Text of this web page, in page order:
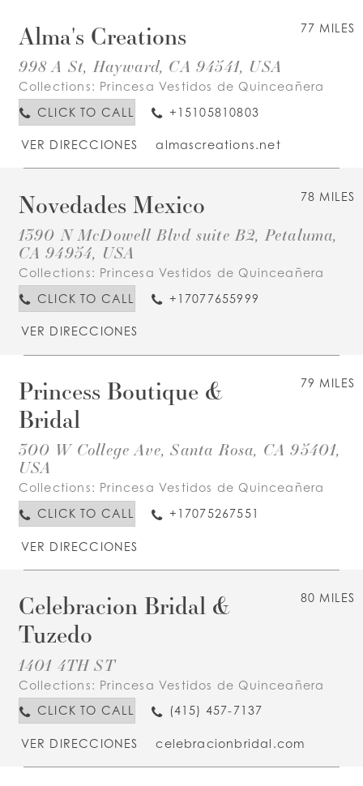
77 MILES
Alma's Creations
998 A St, Hayward, CA 94541, USA
Collections: Princesa Vestidos de Quinceañera
CLICK TO CALL
+15105810803
VER DIRECCIONES almascreations.net
78 MILES
Novedades Mexico
1390 N McDowell Blvd suite B2, Petaluma,
CA 94954, USA
Collections: Princesa Vestidos de Quinceañera
CLICK TO CALL
+17077655999
VER DIRECCIONES
79 MILES
Princess Boutique &
Bridal
300 W College Ave, Santa Rosa, CA 95401,
USA
Collections: Princesa Vestidos de Quinceañera
CLICK TO CALL
+17075267551
VER DIRECCIONES
80 MILES
Celebracion Bridal &
Tuzedo
1401 4TH ST
Collections: Princesa Vestidos de Quinceañera
CLICK TO CALL
(415) 457-7137
VER DIRECCIONES celebracionbridal.com